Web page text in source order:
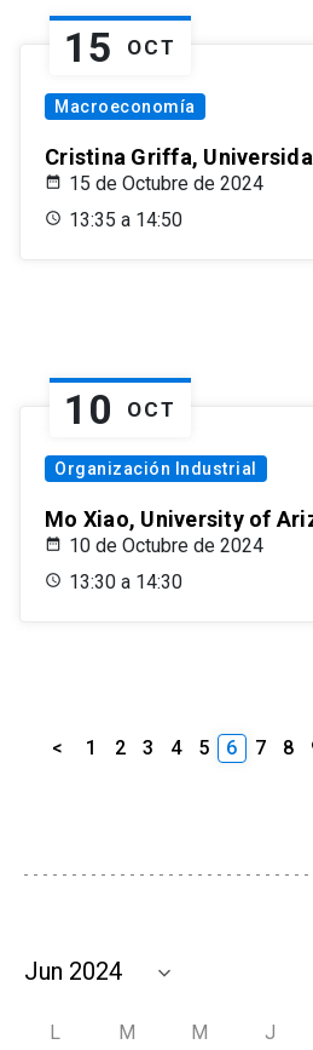
15 OCT
Macroeconomía
Cristina Griffa,
15 de Octubre de 2024
13:35 a 14:50
10 OCT
Organización Industrial
Mo Xiao, University of
10 de Octubre de 2024
13:30 a 14:30
< 1 2 3 4 5 6 7 8
L M M J